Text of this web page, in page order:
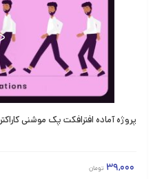
پروژه آماده افترافکت پک موشنی کاراکتر Character Animation Walk
39,000 تومان